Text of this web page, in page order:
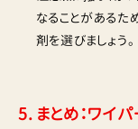
なることがあるた
剤を選びましょう。
5. まとめ：ワイ